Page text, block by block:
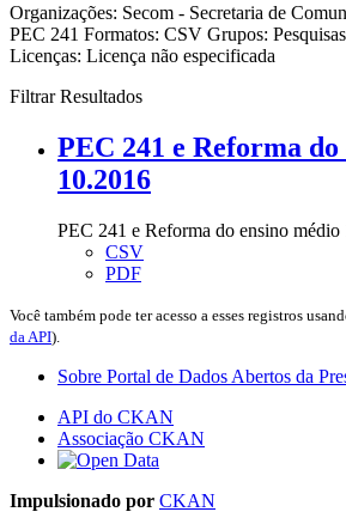
Organizações: Secom - Secretaria de
PEC 241 Formatos: CSV Grupos:
Licenças: Licença não especificada
Filtrar Resultados
PEC 241 e Reforma
10.2016
PEC 241 e Reforma do ensino médio
CSV
PDF
Você também pode ter acesso a esses registros
da API).
Sobre Portal de Dados Abertos da
API do CKAN
Associação CKAN
Impulsionado por CKAN